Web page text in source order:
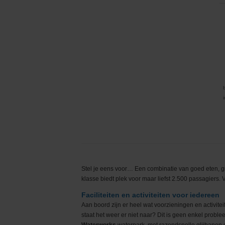
Stel je eens voor… Een combinatie van goed eten,
klasse biedt plek voor maar liefst 2.500 passagiers.
Faciliteiten en activiteiten voor iedereen
Aan boord zijn er heel wat voorzieningen en
staat het weer er niet naar? Dit is geen enkel